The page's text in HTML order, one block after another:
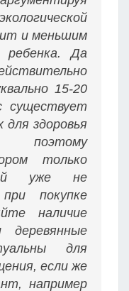
и меньшим
ребенка. Да
15-20
существует
для здоровья
только
уже не
покупке
наличие
для
если же
например